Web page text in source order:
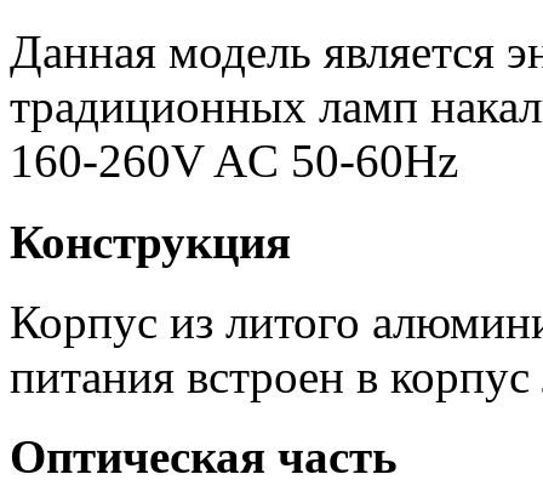
Данная модель является
традиционных ламп
160-260V AC 50-60Hz
Конструкция
Корпус из литого
питания встроен в
Оптическая часть